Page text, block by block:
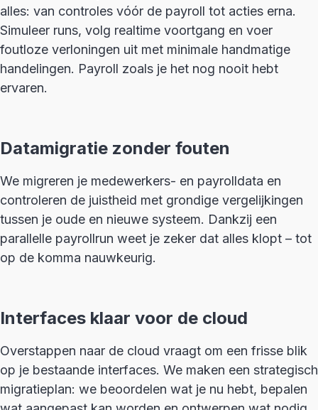
alles: van controles vóór de payroll tot acties erna.
Simuleer runs, volg realtime voortgang en voer
foutloze verloningen uit met minimale handmatige
handelingen. Payroll zoals je het nog nooit hebt
ervaren.
Datamigratie zonder fouten
We migreren je medewerkers- en payrolldata en
controleren de juistheid met grondige vergelijkingen
tussen je oude en nieuwe systeem. Dankzij een
parallelle payrollrun weet je zeker dat alles klopt – tot
op de komma nauwkeurig.
Interfaces klaar voor de cloud
Overstappen naar de cloud vraagt om een frisse blik
op je bestaande interfaces. We maken een strategisch
migratieplan: we beoordelen wat je nu hebt, bepalen